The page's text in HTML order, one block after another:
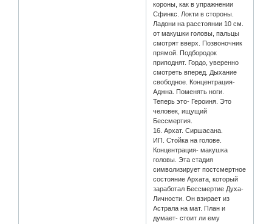
короны, как в упражнении
Сфинкс. Локти в стороны.
Ладони на расстоянии 10 см.
от макушки головы, пальцы
смотрят вверх. Позвоночник
прямой. Подбородок
приподнят. Гордо, уверенно
смотреть вперед. Дыхание
свободное. Концентрация-
Аджна. Поменять ноги.
Теперь это- Героиня. Это
человек, ищущий
Бессмертия.
16. Архат. Сиршасана.
ИП. Стойка на голове.
Концентрация- макушка
головы. Эта стадия
символизирует постсмертное
состояние Архата, который
заработал Бессмертие Духа-
Личности. Он взирает из
Астрала на мат. План и
думает- стоит ли ему